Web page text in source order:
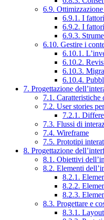
6.9.
6.9.1. I fattori
6.9.2. I fattori
6.9.3.
6.10. Gestire i
6.10.1.
6.10.2.
6.10.3.
6.10.4.
7. Progettazione
7.1. Caratteristiche
7.2. User stories
7.2.1.
7.3. Flussi di
7.4. Wireframe
7.5. Prototipi
8. Progettazione
8.1. Obiettivi
8.2. Elementi
8.2.1.
8.2.2.
8.2.3.
8.3. Progettare e
8.3.1.